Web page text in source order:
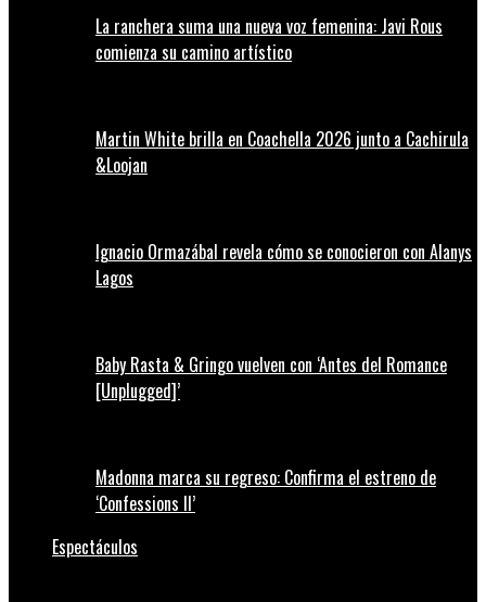
La ranchera suma una nueva voz femenina: Javi Rous
comienza su camino artístico
Martin White brilla en Coachella 2026 junto a Cachirula
&Loojan
Ignacio Ormazábal revela cómo se conocieron con Alanys
Lagos
Baby Rasta & Gringo vuelven con ‘Antes del Romance
[Unplugged]’
Madonna marca su regreso: Confirma el estreno de
‘Confessions II’
Espectáculos